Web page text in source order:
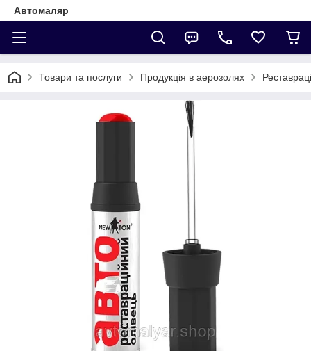
Автомаляр
Товари та послуги Продукція в аерозолях